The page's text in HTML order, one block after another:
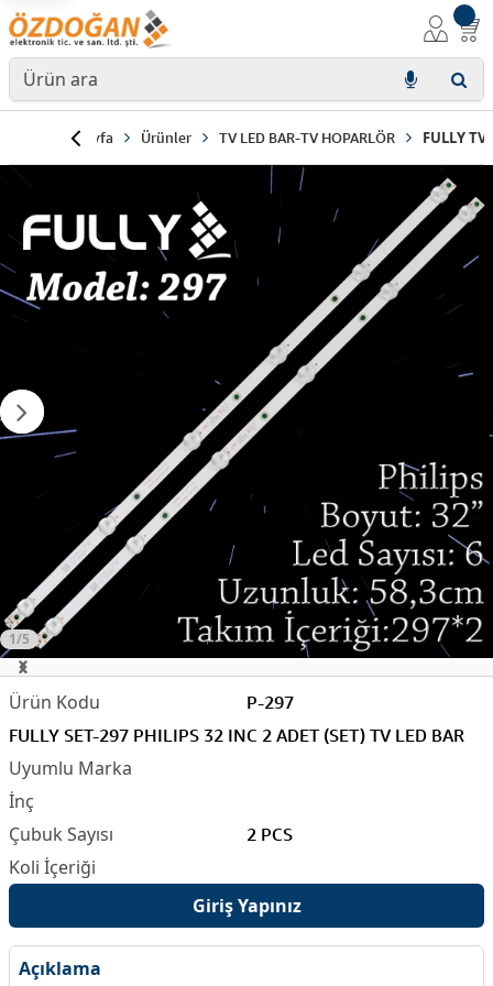
Anasayfa Ürünler TV LED BAR-TV HOPARLÖR FULLY TV
1/5
P-297
FULLY SET-297 PHILIPS 32 INC 2 ADET (SET) TV LED BAR
2 PCS
Giriş Yapınız
Açıklama